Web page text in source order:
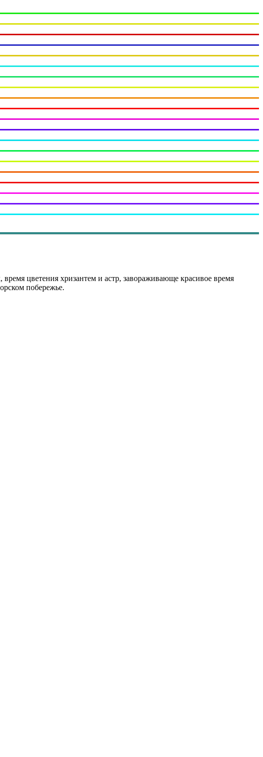
цветения хризантем и астр, завораживающе красивое время
побережье.